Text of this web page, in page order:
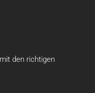
den richtigen